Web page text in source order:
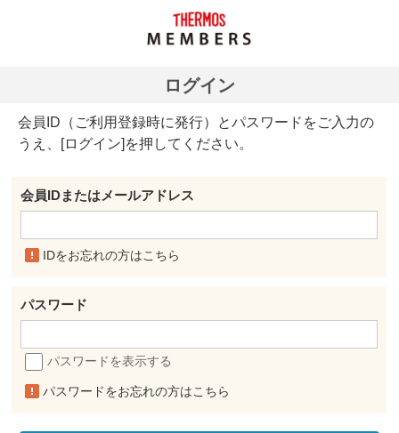
ログイン
会員ID（ご利用登録時に発行）とパスワードをご入力の
うえ、[ログイン]を押してください。
会員IDまたはメールアドレス
IDをお忘れの方はこちら
パスワード
パスワードを表示する
パスワードをお忘れの方はこちら